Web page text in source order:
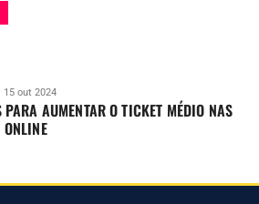
15 out 2024
AUMENTAR O TICKET MÉDIO NAS
ONLINE